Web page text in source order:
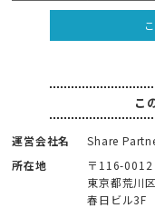
こ
運営会社名
Share
所在地
〒116-0012
東京都荒川
春日ビル3F